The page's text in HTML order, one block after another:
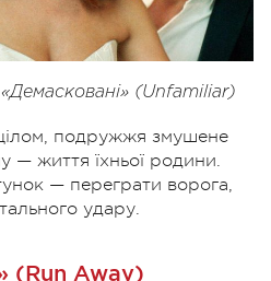
(Unfamiliar)
подружжя змушене
— життя їхньої родини.
— переграти ворога,
удару.
(Run Away)